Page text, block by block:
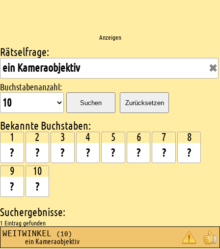
Anzeigen
Kreuzworträtsel suchen
Rätselfrage:
Buchstabenanzahl:
Suchen Zurücksetzen
Bekannte Buchstaben:
1 2 3 4 5 6 7 8
9 10
Suchergebnisse:
1 Eintrag gefunden
WEITWINKEL (10)
ein Kameraobjektiv